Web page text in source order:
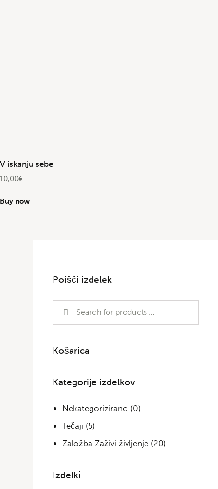
V iskanju sebe
10,00€
Buy now
Poišči izdelek
Košarica
Kategorije izdelkov
Nekategorizirano (0)
Tečaji (5)
Založba Zaživi življenje (20)
Izdelki